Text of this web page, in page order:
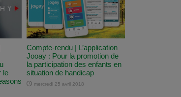
le
Compte-rendu | L’application
Jooay : Pour la promotion de
la participation des enfants en
situation de handicap
mercredi 25 avril 2018